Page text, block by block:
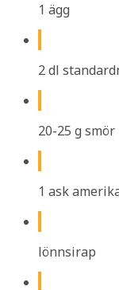
1 ägg
2 dl
20-25 g smör
1 ask
lönnsirap